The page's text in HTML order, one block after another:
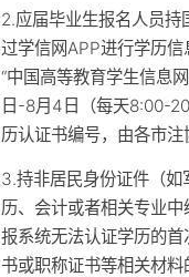
2.应届毕业生报名人员
过学信网APP进行学历
“中国高等教育学生信息
日-8月4日（每天8:00-
历认证书编号，由各市注
3.持非居民身份证件（
历、会计或者相关专业
报系统无法认证学历的
书或职称证书等相关材